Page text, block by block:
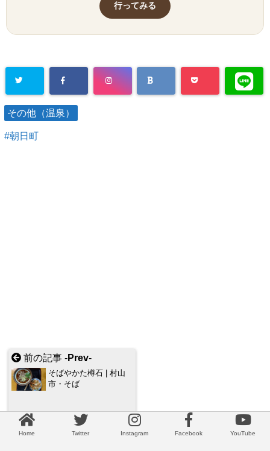
行ってみる
その他（温泉）
朝日町
前の記事 -Prev-
そばやかた樽石 | 村山
市・そば
次の記事 - Next-
Home Twitter Instagram Facebook YouTube